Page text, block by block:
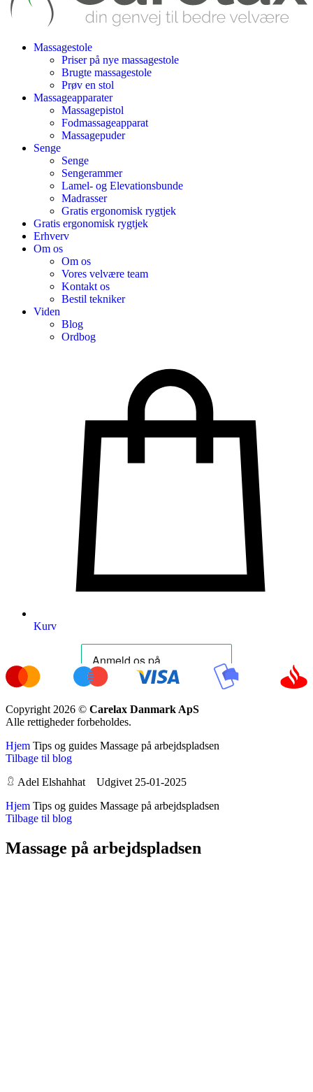
Massagestole
Priser på nye massagestole
Brugte massagestole
Prøv en stol
Massageapparater
Massagepistol
Fodmassageapparat
Massagepuder
Senge
Senge
Sengerammer
Lamel- og Elevationsbunde
Madrasser
Gratis ergonomisk rygtjek
Gratis ergonomisk rygtjek
Erhverv
Om os
Om os
Vores velvære team
Kontakt os
Bestil tekniker
Viden
Blog
Ordbog
Kurv
Copyright 2026 © Carelax Danmark ApS
Alle rettigheder forbeholdes.
Hjem Tips og guides Massage på arbejdspladsen
Tilbage til blog
Adel Elshahhat Udgivet 25-01-2025
Hjem Tips og guides Massage på arbejdspladsen
Tilbage til blog
Massage på arbejdspladsen